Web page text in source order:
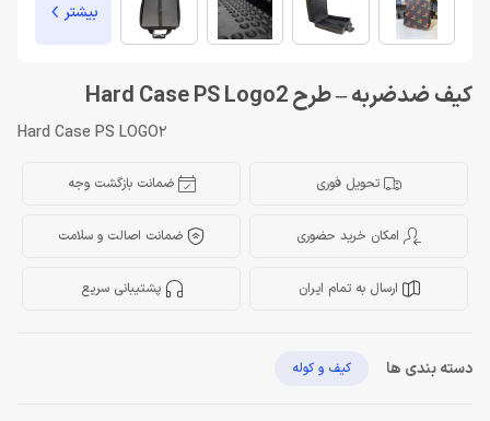
بیشتر
کیف ضدضربه – طرح Hard Case PS Logo2
Hard Case PS LOGO2
تحویل فوری ضمانت بازگشت وجه
امکان خرید حضوری ضمانت اصالت و سلامت
ارسال به تمام ایران پشتیبانی سریع
دسته بندی ها کیف و کوله